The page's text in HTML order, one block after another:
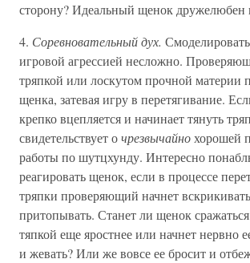
сторону? Идеальный щенок дружелюбен
4. Соревновательный дух.
игровой агрессией несложно.
тряпкой или лоскутом прочной материи
щенка, затевая игру в перетягивание.
крепко вцепляется и начинает тянуть
свидетельствует очрезвычайнохорошей
работы по шутцхунду. Интересно
реагировать щенок, если в процессе
тряпки проверяющий начнет
притопывать. Станет ли щенок
тяпкой еще яростнее или начнет нервно
и жевать? Или же вовсе ее бросит и